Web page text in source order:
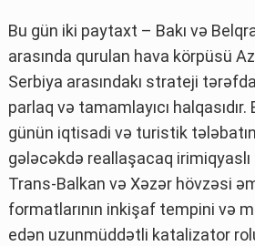
Bu gün iki paytaxt – Bakı və
arasında qurulan hava körpüsü
Serbiya arasındakı strateji
parlaq və tamamlayıcı
günün iqtisadi və turistik
gələcəkdə reallaşacaq
Trans-Balkan və Xəzər hövzəsi
formatlarının inkişaf tempini və
edən uzunmüddətli katalizator